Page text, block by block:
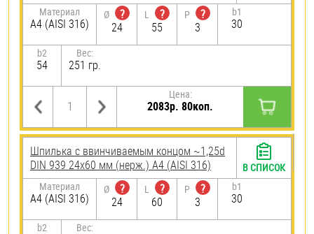
Материал
A4 (AISI 316)
Ø
?
24
L
?
55
P
?
3
b1
30
b2
54
Вес:
251 гр.
Цена:
2083р. 80коп.
Шпилька c ввинчиваемым концом ~1,25d
DIN 939 24х60 мм (нерж.) A4 (AISI 316)
Материал
A4 (AISI 316)
Ø
?
24
L
?
60
P
?
3
b1
30
b2 Вес:
В СПИСОК